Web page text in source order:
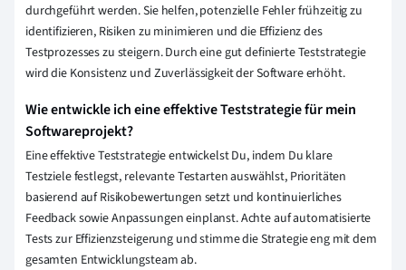
durchgeführt werden. Sie helfen, potenzielle Fehler frühzeitig zu
identifizieren, Risiken zu minimieren und die Effizienz des
Testprozesses zu steigern. Durch eine gut definierte Teststrategie
wird die Konsistenz und Zuverlässigkeit der Software erhöht.
Wie entwickle ich eine effektive Teststrategie für mein
Softwareprojekt?
Eine effektive Teststrategie entwickelst Du, indem Du klare
Testziele festlegst, relevante Testarten auswählst, Prioritäten
basierend auf Risikobewertungen setzt und kontinuierliches
Feedback sowie Anpassungen einplanst. Achte auf automatisierte
Tests zur Effizienzsteigerung und stimme die Strategie eng mit dem
gesamten Entwicklungsteam ab.